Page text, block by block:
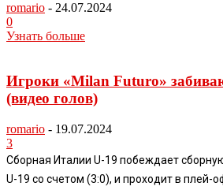
romario - 24.07.2024
0
Узнать больше
Игроки «Milan Futuro»
(видео голов)
romario - 19.07.2024
3
Сборная Италии U-19 побеждает
U-19 со счетом (3:0), и проходит в